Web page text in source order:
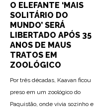
O ELEFANTE ‘MAIS
SOLITÁRIO DO
MUNDO’ SERÁ
LIBERTADO APÓS 35
ANOS DE MAUS
TRATOS EM
ZOOLÓGICO
Por três décadas, Kaavan ficou
preso em um zoológico do
Paquistão, onde vivia sozinho e